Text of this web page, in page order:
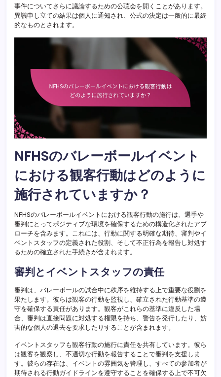
事件についてさらに議論するための公聴会を開くことがあります。
異議申し立ての結果は個人に通知され、公式の決定は一般的に最終
的なものとされます。
NFHSのバレーボールイベント
における観客行動はどのように
施行されていますか？
NFHSのバレーボールイベントにおける観客行動の施行は、選手や
審判にとってポジティブな環境を確保するための構造化されたアプ
ローチを含みます。これには、行動に関する明確な期待、審判やイ
ベントスタッフの定義された役割、そして不正行為を報告し対処す
るための確立された手続きが含まれます。
審判とイベントスタッフの責任
審判は、バレーボールの試合中に秩序を維持する上で重要な役割を
果たします。彼らは観客の行動を監視し、確立された行動基準の遵
守を確保する責任があります。観客がこれらの基準に違反した場
合、審判は直接問題に対処する権限を持ち、警告を発行したり、妨
害的な個人の退去を要求したりすることが含まれます。
イベントスタッフも観客行動の施行に責任を共有しています。彼ら
は観客を観察し、不適切な行動を報告することで審判を支援しま
す。彼らの存在は、イベントの雰囲気を管理し、すべての参加者が
期待される行動ガイドラインを遵守することを確保する上で不可欠